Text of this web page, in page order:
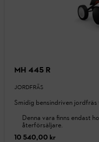
MH 445 R
JORDFRÄS
Smidig bensindriven
Denna vara finns endast
återförsäljare.
10 540,00 kr